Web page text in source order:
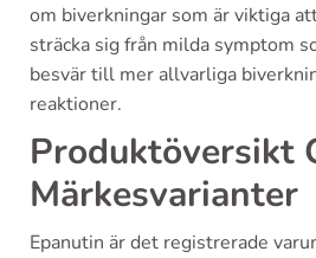
om biverkningar som är viktiga
sträcka sig från milda symptom
besvär till mer allvarliga
reaktioner.
Produktöversikt
Märkesvarianter
Epanutin är det registrerade